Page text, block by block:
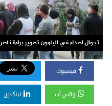
تجوال اصداء في اليامون تصوير براءة ناصر
فيسبوك
واتس آب لينكدإن